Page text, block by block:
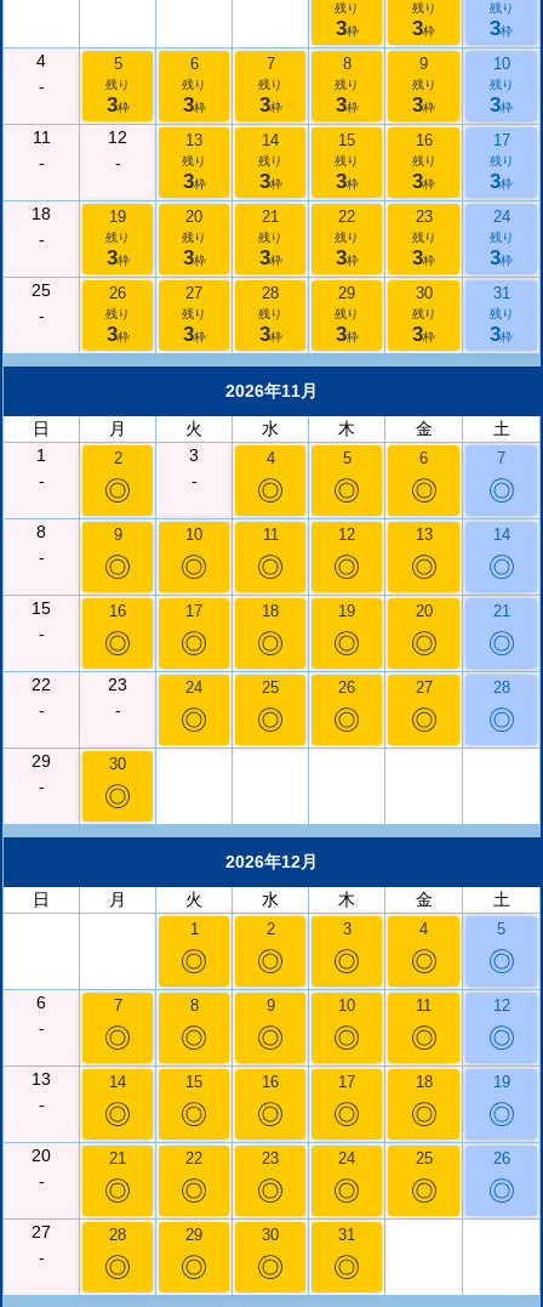
残り
3枠
残り
3枠
残り
3枠
4
-
5
残り
3枠
6
残り
3枠
7
残り
3枠
8
残り
3枠
9
残り
3枠
10
残り
3枠
11
-
12
-
13
残り
3枠
14
残り
3枠
15
残り
3枠
16
残り
3枠
17
残り
3枠
18
-
19
残り
3枠
20
残り
3枠
21
残り
3枠
22
残り
3枠
23
残り
3枠
24
残り
3枠
25
-
26
残り
3枠
27
残り
3枠
28
残り
3枠
29
残り
3枠
30
残り
3枠
31
残り
3枠
2026年11月
日
月 火 水 木 金
土
1
-
2
◎
3
-
4
◎
5
◎
6
◎
7
◎
8
-
9
◎
10
◎
11
◎
12
◎
13
◎
14
◎
15
-
16
◎
17
◎
18
◎
19
◎
20
◎
21
◎
22
-
23
-
24
◎
25
◎
26
◎
27
◎
28
◎
29
-
30
◎
2026年12月
日
月 火 水 木 金 土
1
◎
2
◎
3
◎
4
◎
5
◎
6
-
7
◎
8
◎
9
◎
10
◎
11
◎
12
◎
13
-
14
◎
15
◎
16
◎
17
◎
18
◎
19
◎
20
-
21
◎
22
◎
23
◎
24
◎
25
◎
26
◎
27
-
28
◎
29
◎
30
◎
31
◎